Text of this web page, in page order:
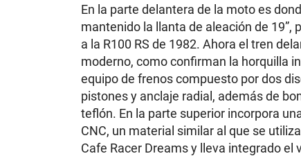
En la parte delantera de la moto es
mantenido la llanta de aleación de
a la R100 RS de 1982. Ahora el tren
moderno, como confirman la horquilla
equipo de frenos compuesto por dos
pistones y anclaje radial, además de
teflón. En la parte superior incorpora
CNC, un material similar al que se
Cafe Racer Dreams y lleva integrado